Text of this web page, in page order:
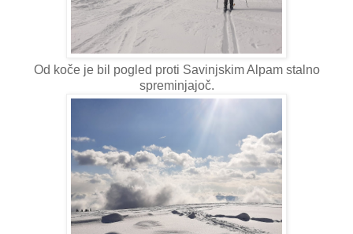
Od koče je bil pogled proti Savinjskim Alpam stalno
spreminjajoč.